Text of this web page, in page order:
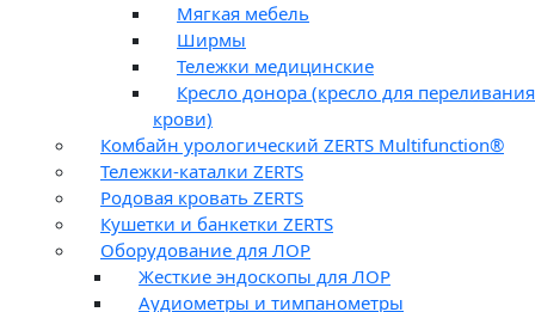
Мягкая мебель
Ширмы
Тележки медицинские
Кресло донора (кресло для переливания
крови)
Комбайн урологический ZERTS Multifunction®
Тележки-каталки ZERTS
Родовая кровать ZERTS
Кушетки и банкетки ZERTS
Оборудование для ЛОР
Жесткие эндоскопы для ЛОР
Аудиометры и тимпанометры